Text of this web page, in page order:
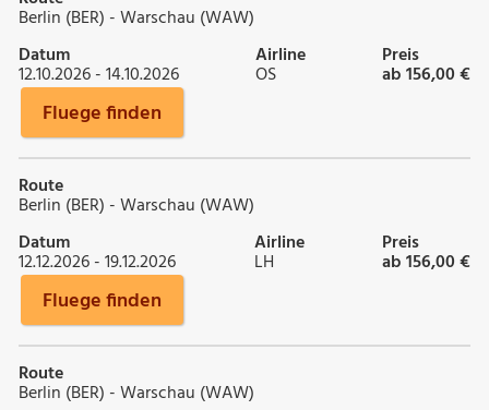
Berlin (BER) - Warschau (WAW)
Datum
12.10.2026 - 14.10.2026
Airline
OS
Preis
ab 156,00 €
Fluege finden
Route
Berlin (BER) - Warschau (WAW)
Datum
12.12.2026 - 19.12.2026
Airline
LH
Preis
ab 156,00 €
Fluege finden
Route
Berlin (BER) - Warschau (WAW)